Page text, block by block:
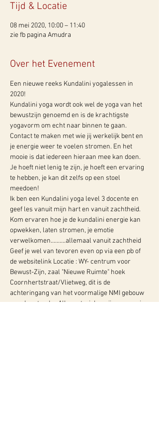
Tijd & Locatie
08 mei 2020, 10:00 – 11:40
zie fb pagina Amudra
Over het Evenement
Een nieuwe reeks Kundalini yogalessen in
2020!
Kundalini yoga wordt ook wel de yoga van het
bewustzijn genoemd en is de krachtigste
yogavorm om echt naar binnen te gaan.
Contact te maken met wie jij werkelijk bent en
je energie weer te voelen stromen. En het
mooie is dat iedereen hieraan mee kan doen.
Je hoeft niet lenig te zijn, je hoeft een ervaring
te hebben, je kan dit zelfs op een stoel
meedoen!
Ik ben een Kundalini yoga level 3 docente en
geef les vanuit mijn hart en vanuit zachtheid.
Kom ervaren hoe je de kundalini energie kan
opwekken, laten stromen, je emotie
verwelkomen..........allemaal vanuit zachtheid
Geef je wel van tevoren even op via een pb of
de websitelink Locatie : WY- centrum voor
Bewust-Zijn, zaal "Nieuwe Ruimte" hoek
Coornhertstraat/Vlietweg, dit is de
achteringang van het voormalige NMI gebouw
aan de rotonde.  Alle materialen zijn aanwezig